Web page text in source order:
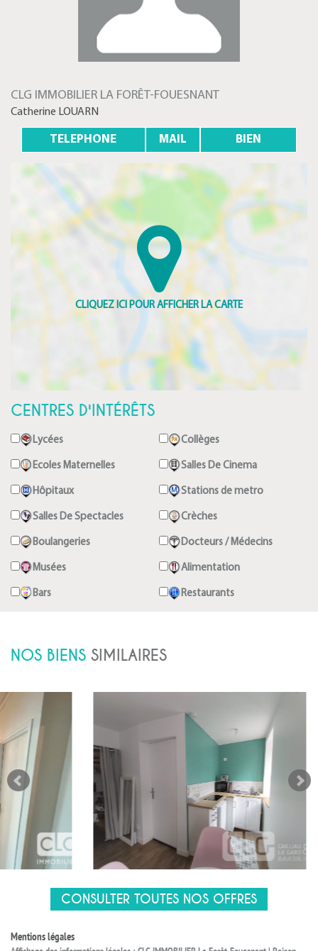
CLG IMMOBILIER LA FORÊT-FOUESNANT
Catherine LOUARN
TELEPHONE MAIL BIEN
CENTRES D'INTÉRÊTS
Lycées Collèges
Ecoles Maternelles Salles De Cinema
Hôpitaux Stations de metro
Salles De Spectacles Crèches
Boulangeries Docteurs / Médecins
Musées Alimentation
Bars Restaurants
NOS BIENS SIMILAIRES
CONSULTER TOUTES NOS OFFRES
Mentions légales